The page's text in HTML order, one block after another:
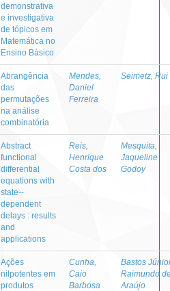
demonstrativa
e investigativa
de tópicos em
Matemática no
Ensino Básico
Abrangência
das
permutações
na análise
combinatória
Mendes,
Daniel
Ferreira
Seimetz, Rui
Abstract
functional
differential
equations with
state--
dependent
delays : results
and
applications
Reis,
Henrique
Costa dos
Mesquita,
Jaqueline
Godoy
Ações
nilpotentes em
produtos
Cunha,
Caio
Barbosa
Bastos
Raimundo
Araújo